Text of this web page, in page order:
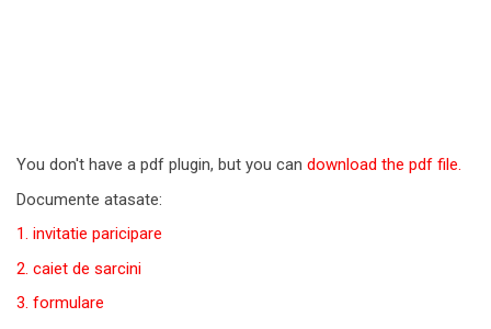
You don't have a pdf plugin, but you can download the pdf file.
Documente atasate:
1. invitatie paricipare
2. caiet de sarcini
3. formulare